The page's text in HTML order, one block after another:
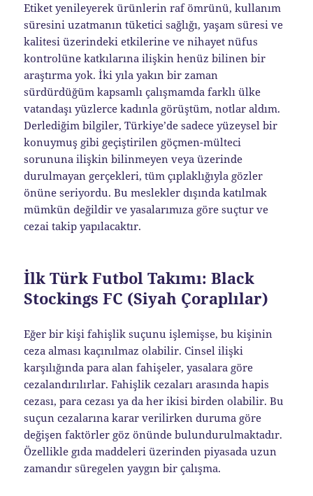
Etiket yenileyerek ürünlerin raf ömrünü, kullanım
süresini uzatmanın tüketici sağlığı, yaşam süresi ve
kalitesi üzerindeki etkilerine ve nihayet nüfus
kontrolüne katkılarına ilişkin henüz bilinen bir
araştırma yok. İki yıla yakın bir zaman
sürdürdüğüm kapsamlı çalışmamda farklı ülke
vatandaşı yüzlerce kadınla görüştüm, notlar aldım.
Derlediğim bilgiler, Türkiye’de sadece yüzeysel bir
konuymuş gibi geçiştirilen göçmen-mülteci
sorununa ilişkin bilinmeyen veya üzerinde
durulmayan gerçekleri, tüm çıplaklığıyla gözler
önüne seriyordu. Bu meslekler dışında katılmak
mümkün değildir ve yasalarımıza göre suçtur ve
cezai takip yapılacaktır.
İlk Türk Futbol Takımı: Black
Stockings FC (Siyah Çoraplılar)
Eğer bir kişi fahişlik suçunu işlemişse, bu kişinin
ceza alması kaçınılmaz olabilir. Cinsel ilişki
karşılığında para alan fahişeler, yasalara göre
cezalandırılırlar. Fahişlik cezaları arasında hapis
cezası, para cezası ya da her ikisi birden olabilir. Bu
suçun cezalarına karar verilirken duruma göre
değişen faktörler göz önünde bulundurulmaktadır.
Özellikle gıda maddeleri üzerinden piyasada uzun
zamandır süregelen yaygın bir çalışma.